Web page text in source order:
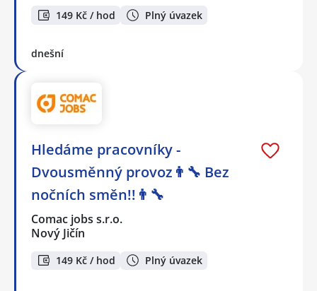
149 Kč / hod Plný úvazek
dnešní
Hledáme pracovníky -
Dvousměnný provoz👨‍🔧 Bez
nočních směn!!👨‍🔧
Comac jobs s.r.o.
Nový Jičín
149 Kč / hod Plný úvazek